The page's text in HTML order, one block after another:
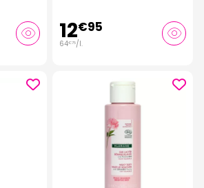
12€95
64€75/l.